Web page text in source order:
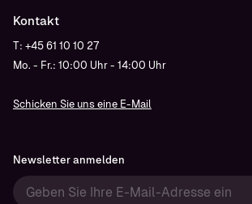
Kontakt
T: +45 61 10 10 27
Mo. - Fr.: 10:00 Uhr - 14:00 Uhr
Schicken Sie uns eine E-Mail
Newsletter anmelden